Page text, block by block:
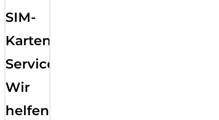
SIM-
Karten
Service:
Wir
helfen